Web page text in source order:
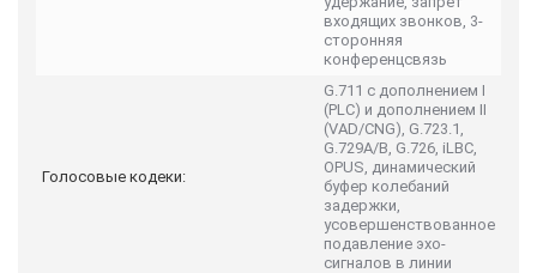
входящих звонков, 3-
сторонняя
конференцсвязь
Голосовые кодеки:
G.711 с дополнением I
(PLC) и дополнением II
(VAD/CNG), G.723.1,
G.729A/B, G.726, iLBC,
OPUS, динамический
буфер колебаний
задержки,
усовершенствованное
подавление эхо-
сигналов в линии